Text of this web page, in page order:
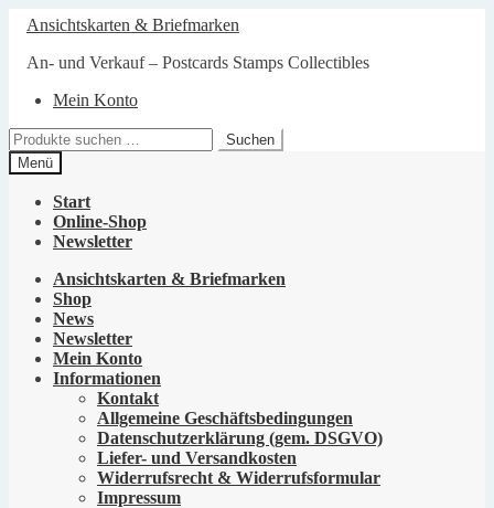
Zur
Navigation
springen
Zum
Inhalt
springen
Ansichtskarten & Briefmarken
An- und Verkauf – Postcards Stamps Collectibles
Mein Konto
Suchen
nach:
Suchen
Menü
Start
Online-Shop
Newsletter
Ansichtskarten & Briefmarken
Shop
News
Newsletter
Mein Konto
Informationen
Kontakt
Allgemeine Geschäftsbedingungen
Datenschutzerklärung (gem. DSGVO)
Liefer- und Versandkosten
Widerrufsrecht & Widerrufsformular
Impressum